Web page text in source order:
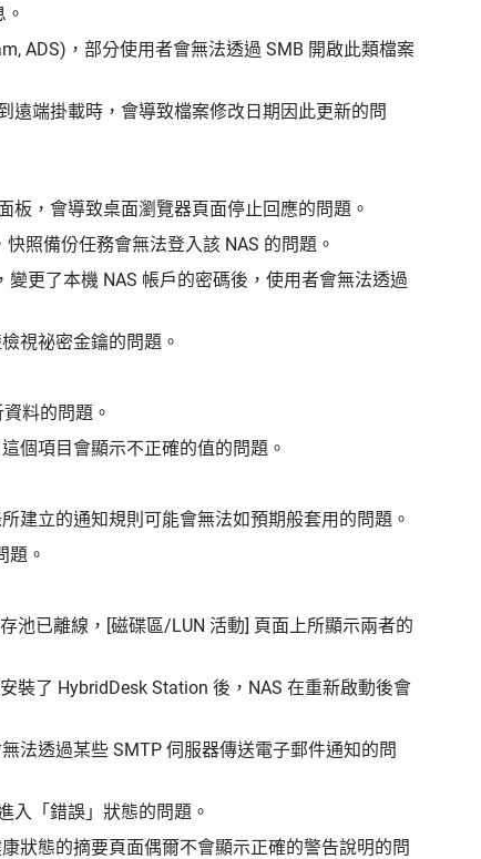
ADS)，部分使用者會無法透過 SMB 開啟此類檔案
遠端掛載時，會導致檔案修改日期因此更新的問
板，會導致桌面瀏覽器頁面停止回應的問題。
照備份任務會無法登入該 NAS 的問題。
更了本機 NAS 帳戶的密碼後，使用者會無法透過
視祕密金鑰的問題。
料的問題。
個項目會顯示不正確的值的問題。
建立的通知規則可能會無法如預期般套用的問題。
題。
池已離線，[磁碟區/LUN 活動] 頁面上所顯示兩者的
裝了 HybridDesk Station 後，NAS 在重新啟動後會
法透過某些 SMTP 伺服器傳送電子郵件通知的問
入「錯誤」狀態的問題。
狀態的摘要頁面偶爾不會顯示正確的警告說明的問